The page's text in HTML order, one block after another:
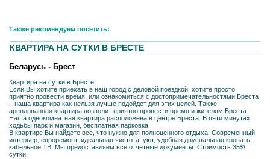
Также рекомендуем посетить:
КВАРТИРА НА СУТКИ В БРЕСТЕ
Беларусь - Брест
Квартира на сутки в Бресте.
Если Вы хотите приехать в наш город с деловой поездкой, хотите просто
приятно провести время, или ознакомиться с достопримечательностями Бреста
– наша квартира как нельзя лучше подойдет для этих целей. Также
арендованная квартира позволит приятно провести время и жителям Бреста.
Наша однокомнатная квартира расположена в центре Бреста. В пяти минутах
ходьбы парк и магазин, бесплатная парковка.
В квартире Вы найдете все, что нужно для полноценного отдыха. Современный
интерьер, евроремонт, идеальная чистота, уют, удобная двуспальная кровать,
кабельное ТВ. Мы предоставляем все отчетные документы. Стоимость 35$\
сутки.